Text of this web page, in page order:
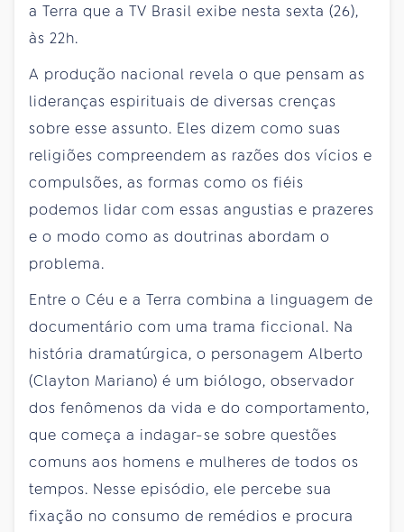
a Terra que a TV Brasil exibe nesta sexta (26),
às 22h.
A produção nacional revela o que pensam as
lideranças espirituais de diversas crenças
sobre esse assunto. Eles dizem como suas
religiões compreendem as razões dos vícios e
compulsões, as formas como os fiéis
podemos lidar com essas angustias e prazeres
e o modo como as doutrinas abordam o
problema.
Entre o Céu e a Terra combina a linguagem de
documentário com uma trama ficcional. Na
história dramatúrgica, o personagem Alberto
(Clayton Mariano) é um biólogo, observador
dos fenômenos da vida e do comportamento,
que começa a indagar-se sobre questões
comuns aos homens e mulheres de todos os
tempos. Nesse episódio, ele percebe sua
fixação no consumo de remédios e procura